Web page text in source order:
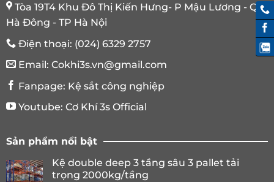
Tòa 19T4 Khu Đô Thị Kiến Hưng- P Mậu Lương - Q.
Hà Đông - TP Hà Nội
Điện thoại: (024) 6329 2757
Email: Cokhi3s.vn@gmail.com
Fanpage: Kệ sắt công nghiệp
Youtube: Cơ Khí 3s Official
Sản phẩm nổi bật
Kệ double deep 3 tầng sâu 3 pallet tải
trọng 2000kg/tầng